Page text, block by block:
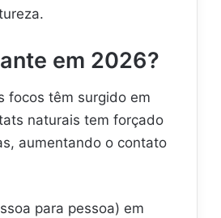
em 2026?
focos têm surgido em
naturais tem forçado
aumentando o contato
para pessoa) em